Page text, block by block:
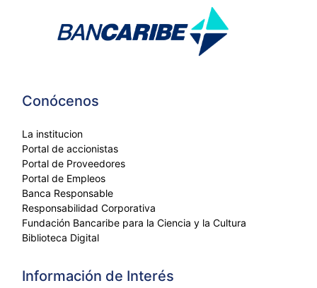
Conócenos
La institucion
Portal de accionistas
Portal de Proveedores
Portal de Empleos
Banca Responsable
Responsabilidad Corporativa
Fundación Bancaribe para la Ciencia y la Cultura
Biblioteca Digital
Información de Interés